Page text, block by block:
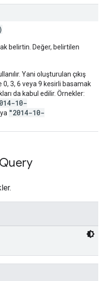
belirtin. Değer, belirtilen
Yani oluşturulan çıkış
3, 6 veya 9 kesirli basamak
da kabul edilir. Örnekler:
10-
"2014-10-
Query